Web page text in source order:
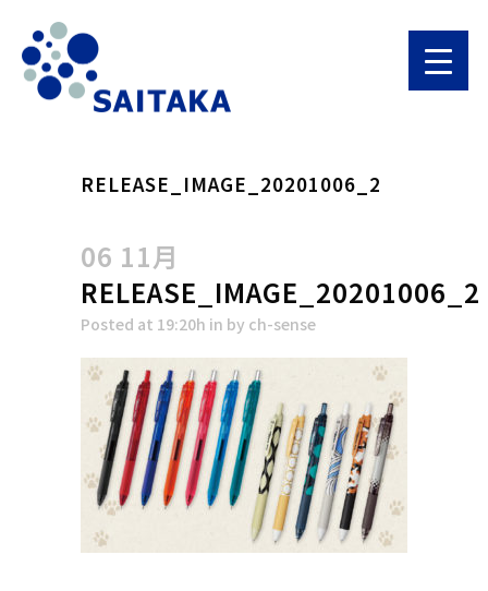
RELEASE_IMAGE_20201006_2
06 11月
RELEASE_IMAGE_20201006_2
Posted at 19:20h in by ch-sense